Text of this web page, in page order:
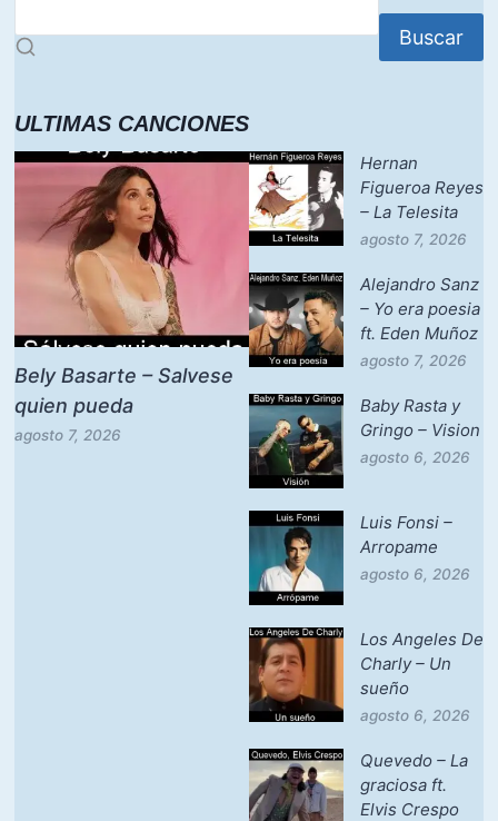
Buscar
ULTIMAS CANCIONES
Bely Basarte – Salvese
quien pueda
agosto 7, 2026
Hernan
Figueroa Reyes
– La Telesita
agosto 7, 2026
Alejandro Sanz
– Yo era poesia
ft. Eden Muñoz
agosto 7, 2026
Baby Rasta y
Gringo – Vision
agosto 6, 2026
Luis Fonsi –
Arropame
agosto 6, 2026
Los Angeles De
Charly – Un
sueño
agosto 6, 2026
Quevedo – La
graciosa ft.
Elvis Crespo